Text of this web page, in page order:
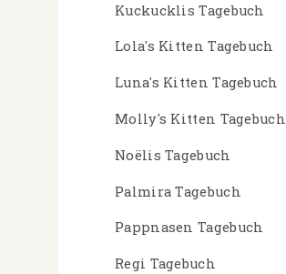
Kuckucklis Tagebuch
Lola's Kitten Tagebuch
Luna's Kitten Tagebuch
Molly's Kitten Tagebuch
Noëlis Tagebuch
Palmira Tagebuch
Pappnasen Tagebuch
Regi Tagebuch